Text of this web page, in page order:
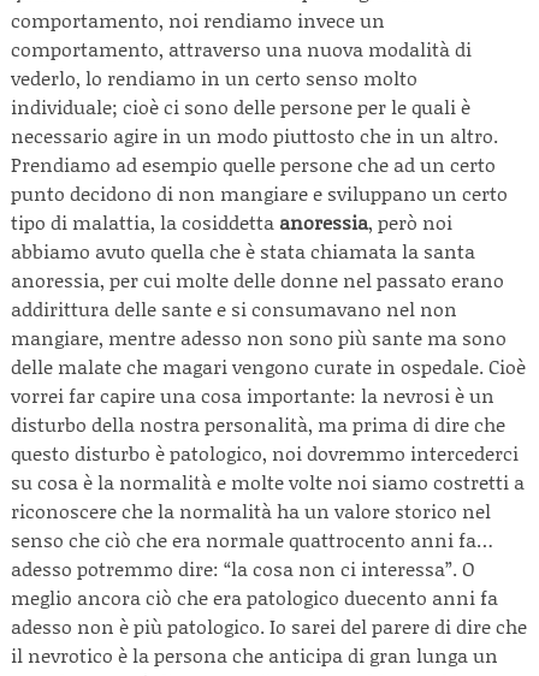
comportamento, noi rendiamo invece un
comportamento, attraverso una nuova modalità di
vederlo, lo rendiamo in un certo senso molto
individuale; cioè ci sono delle persone per le quali è
necessario agire in un modo piuttosto che in un altro.
Prendiamo ad esempio quelle persone che ad un certo
punto decidono di non mangiare e sviluppano un certo
tipo di malattia, la cosiddetta anoressia, però noi
abbiamo avuto quella che è stata chiamata la santa
anoressia, per cui molte delle donne nel passato erano
addirittura delle sante e si consumavano nel non
mangiare, mentre adesso non sono più sante ma sono
delle malate che magari vengono curate in ospedale. Cioè
vorrei far capire una cosa importante: la nevrosi è un
disturbo della nostra personalità, ma prima di dire che
questo disturbo è patologico, noi dovremmo intercederci
su cosa è la normalità e molte volte noi siamo costretti a
riconoscere che la normalità ha un valore storico nel
senso che ciò che era normale quattrocento anni fa…
adesso potremmo dire: “la cosa non ci interessa”. O
meglio ancora ciò che era patologico duecento anni fa
adesso non è più patologico. Io sarei del parere di dire che
il nevrotico è la persona che anticipa di gran lunga un